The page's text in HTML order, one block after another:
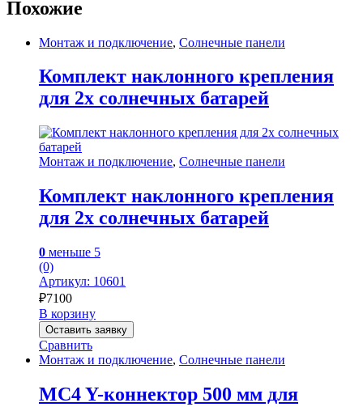
Похожие
Монтаж и подключение, Солнечные панели
Комплект наклонного крепления
для 2х солнечных батарей
Монтаж и подключение, Солнечные панели
Комплект наклонного крепления
для 2х солнечных батарей
0 меньше 5
(0)
Артикул: 10601
₽7100
В корзину
Оставить заявку
Сравнить
Монтаж и подключение, Солнечные панели
MC4 Y-коннектор 500 мм для